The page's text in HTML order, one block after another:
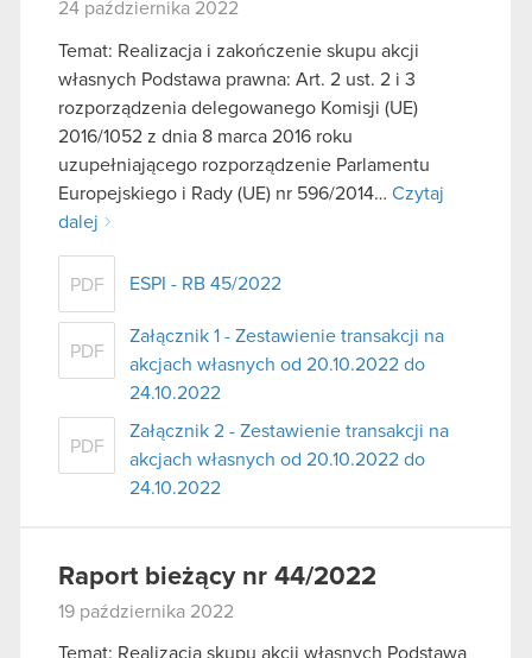
24 października 2022
Temat: Realizacja i zakończenie skupu akcji
własnych Podstawa prawna: Art. 2 ust. 2 i 3
rozporządzenia delegowanego Komisji (UE)
2016/1052 z dnia 8 marca 2016 roku
uzupełniającego rozporządzenie Parlamentu
Europejskiego i Rady (UE) nr 596/2014… Czytaj
dalej
PDF ESPI - RB 45/2022
PDF
Załącznik 1 - Zestawienie transakcji na
akcjach własnych od 20.10.2022 do
24.10.2022
PDF
Załącznik 2 - Zestawienie transakcji na
akcjach własnych od 20.10.2022 do
24.10.2022
Raport bieżący nr 44/2022
19 października 2022
Temat: Realizacja skupu akcji własnych Podstawa